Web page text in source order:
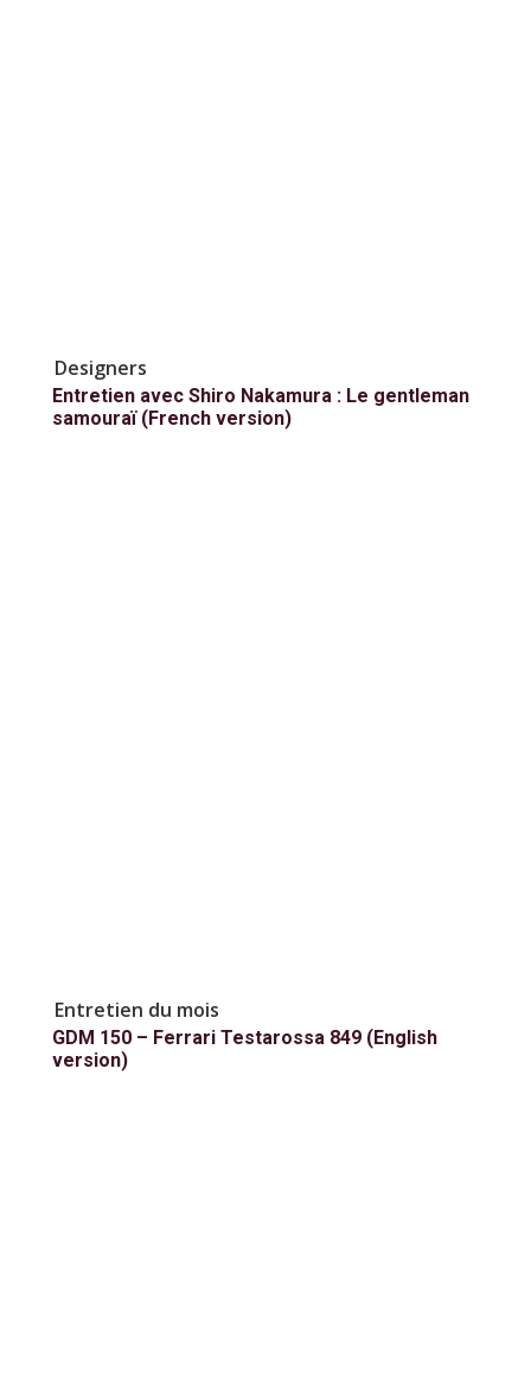
Designers
Entretien avec Shiro Nakamura : Le gentleman
samouraï (French version)
Entretien du mois
GDM 150 – Ferrari Testarossa 849 (English
version)